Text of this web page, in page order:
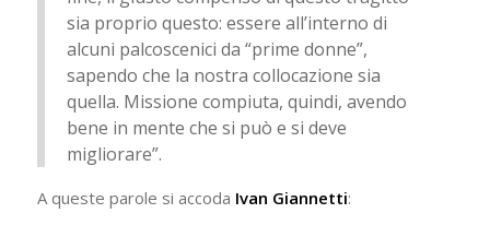
sia proprio questo: essere all’interno di
alcuni palcoscenici da “prime donne”,
sapendo che la nostra collocazione sia
quella. Missione compiuta, quindi, avendo
bene in mente che si può e si deve
migliorare”.
A queste parole si accoda Ivan Giannetti: